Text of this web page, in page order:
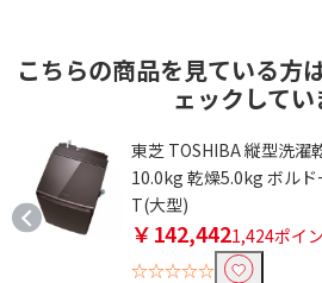
こちらの商品を見ている方
ェックしてい
東芝 TOSHIBA 縦型洗濯
10.0kg 乾燥5.0kg ボル
T(大型)
￥142,4421,424ポイ
☆☆☆☆☆